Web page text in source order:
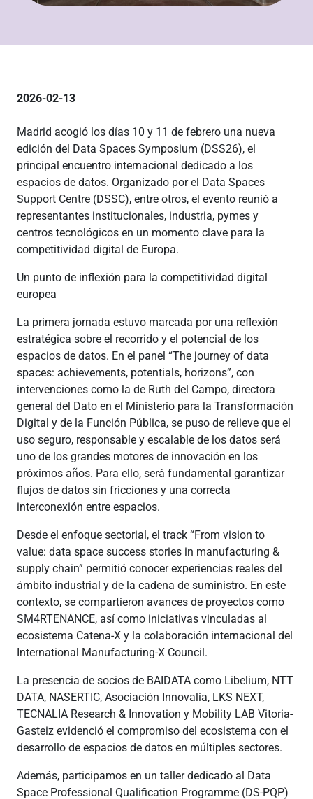
2026-02-13
Madrid acogió los días 10 y 11 de febrero una nueva
edición del Data Spaces Symposium (DSS26), el
principal encuentro internacional dedicado a los
espacios de datos. Organizado por el Data Spaces
Support Centre (DSSC), entre otros, el evento reunió a
representantes institucionales, industria, pymes y
centros tecnológicos en un momento clave para la
competitividad digital de Europa.
Un punto de inflexión para la competitividad digital
europea
La primera jornada estuvo marcada por una reflexión
estratégica sobre el recorrido y el potencial de los
espacios de datos. En el panel “The journey of data
spaces: achievements, potentials, horizons”, con
intervenciones como la de Ruth del Campo, directora
general del Dato en el Ministerio para la Transformación
Digital y de la Función Pública, se puso de relieve que el
uso seguro, responsable y escalable de los datos será
uno de los grandes motores de innovación en los
próximos años. Para ello, será fundamental garantizar
flujos de datos sin fricciones y una correcta
interconexión entre espacios.
Desde el enfoque sectorial, el track “From vision to
value: data space success stories in manufacturing &
supply chain” permitió conocer experiencias reales del
ámbito industrial y de la cadena de suministro. En este
contexto, se compartieron avances de proyectos como
SM4RTENANCE, así como iniciativas vinculadas al
ecosistema Catena-X y la colaboración internacional del
International Manufacturing-X Council.
La presencia de socios de BAIDATA como Libelium, NTT
DATA, NASERTIC, Asociación Innovalia, LKS NEXT,
TECNALIA Research & Innovation y Mobility LAB Vitoria-
Gasteiz evidenció el compromiso del ecosistema con el
desarrollo de espacios de datos en múltiples sectores.
Además, participamos en un taller dedicado al Data
Space Professional Qualification Programme (DS-PQP)